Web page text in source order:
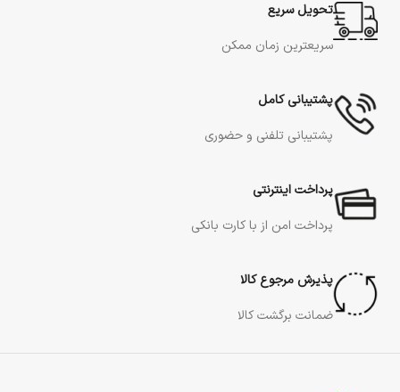
تحویل سریع
سریعترین زمان ممکن
پشتیبانی کامل
پشتیبانی تلفنی و حضوری
پرداخت اینترنتی
پرداخت امن از با کارت بانکی
پذیرش مرجوع کالا
ضمانت برگشت کالا